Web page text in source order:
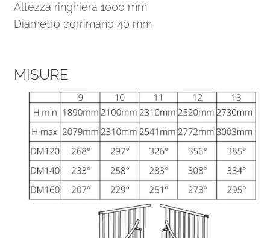
Altezza ringhiera 1000 mm
Diametro corrimano 40 mm
MISURE